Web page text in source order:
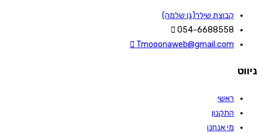
קבוצת שילר(גן שלמה)
054-6688558
Tmooonaweb@gmail.com
ניווט
ראשי
התקנון
מי אנחנו